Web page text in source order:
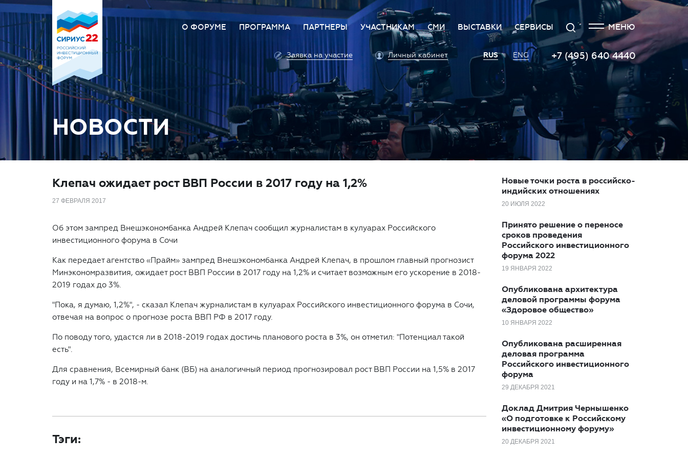
О ФОРУМЕ
Площадка Форума
Вопрос – ответ
ПРОГРАММА
Архитектура программы
ПАРТНЕРЫ
Стать партнером
Партнеры
УЧАСТНИКАМ
Преимущества участия
Условия участия
Оплата участия
Единый личный кабинет
Аккредитация личного
автомобиля
Профилактика COVID-19
СМИ
Аккредитация СМИ
Правила аккредитации СМИ
Политика упоминаний
Пресс-центр
Контактная информация
ВЫСТАВКИ
Выставка Российского
инвестиционного форума
Экспоненты 2022
Территория инноваций
Площадка «ВиноГрад»
Пространство «Здоровое
общество»
Инвестхаб «Инвестируй в
СЕРВИСЫ
Транспорт
Кейтеринговые услуги
Организация и проведение
пресс-мероприятий
Протокольно-
организационное
сопровождение
Заказ фото- и видеосъемки
Гостиная губернаторов
ЗАКРЫТЬ
Поиск МЕНЮ
Заявка на участие Личный кабинет RUS ENG +7 (495) 640 4440
НОВОСТИ
Клепач ожидает рост ВВП России в 2017 году на 1,2%
27 ФЕВРАЛЯ 2017
Об этом зампред Внешэкономбанка Андрей Клепач сообщил журналистам в кулуарах Российского
инвестиционного форума в Сочи
Как передает агентство «Прайм» зампред Внешэкономбанка Андрей Клепач, в прошлом главный прогнозист
Минэкономразвития, ожидает рост ВВП России в 2017 году на 1,2% и считает возможным его ускорение в 2018-
2019 годах до 3%.
"Пока, я думаю, 1,2%", - сказал Клепач журналистам в кулуарах Российского инвестиционного форума в Сочи,
отвечая на вопрос о прогнозе роста ВВП РФ в 2017 году.
По поводу того, удастся ли в 2018-2019 годах достичь планового роста в 3%, он отметил: "Потенциал такой
есть".
Для сравнения, Всемирный банк (ВБ) на аналогичный период прогнозировал рост ВВП России на 1,5% в 2017
году и на 1,7% - в 2018-м.
Тэги:
Новые точки роста в российско-
индийских отношениях
20 ИЮЛЯ 2022
Принято решение о переносе
сроков проведения
Российского инвестиционного
форума 2022
19 ЯНВАРЯ 2022
Опубликована архитектура
деловой программы форума
«Здоровое общество»
10 ЯНВАРЯ 2022
Опубликована расширенная
деловая программа
Российского инвестиционного
форума
29 ДЕКАБРЯ 2021
Доклад Дмитрия Чернышенко
«О подготовке к Российскому
инвестиционному форуму»
20 ДЕКАБРЯ 2021